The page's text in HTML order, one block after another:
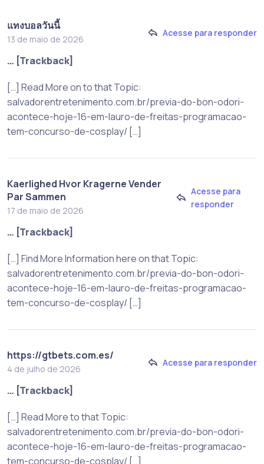
แทงบอลวันนี้
13 de maio de 2026
Acesse para responder
… [Trackback]
[…] Read More on to that Topic:
salvadorentretenimento.com.br/previa-do-bon-odori-
acontece-hoje-16-em-lauro-de-freitas-programacao-
tem-concurso-de-cosplay/ […]
Kaerlighed Hvor Kragerne Vender
Par Sammen
17 de maio de 2026
Acesse para
responder
… [Trackback]
[…] Find More Information here on that Topic:
salvadorentretenimento.com.br/previa-do-bon-odori-
acontece-hoje-16-em-lauro-de-freitas-programacao-
tem-concurso-de-cosplay/ […]
https://gtbets.com.es/
4 de julho de 2026
Acesse para responder
… [Trackback]
[…] Read More to that Topic:
salvadorentretenimento.com.br/previa-do-bon-odori-
acontece-hoje-16-em-lauro-de-freitas-programacao-
tem-concurso-de-cosplay/ […]